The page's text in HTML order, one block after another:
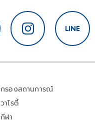
กรองสถานการณ์
วาไรตี้
กีฬา